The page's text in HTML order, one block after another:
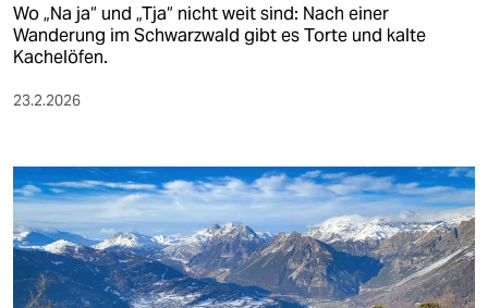
Wo „Na ja“ und „Tja“ nicht weit sind: Nach einer
Wanderung im Schwarzwald gibt es Torte und kalte
Kachelöfen.
23.2.2026